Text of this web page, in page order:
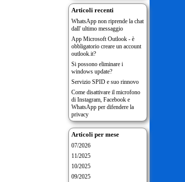
Articoli recenti
WhatsApp non riprende la chat
dall' ultimo messaggio
App Microsoft Outlook - è
obbligatorio creare un account
outlook.it?
Si possono eliminare i
windows update?
Servizio SPID e suo rinnovo
Come disattivare il microfono
di Instagram, Facebook e
WhatsApp per difendere la
privacy
Articoli per mese
07/2026
11/2025
10/2025
09/2025